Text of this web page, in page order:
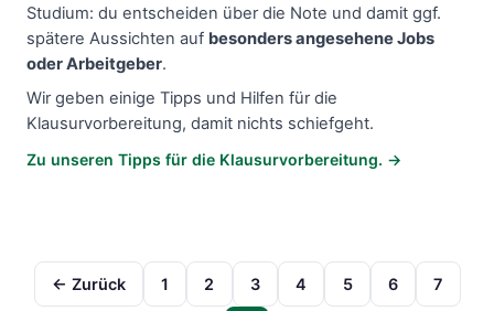
Studium: du entscheiden über die Note und damit ggf.
spätere Aussichten auf besonders angesehene Jobs
oder Arbeitgeber.
Wir geben einige Tipps und Hilfen für die
Klausurvorbereitung, damit nichts schiefgeht.
Zu unseren Tipps für die Klausurvorbereitung. →
← Zurück 1 2 3 4 5 6 7